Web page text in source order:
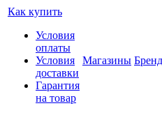
Как купить
Условия
оплаты
Условия
доставки
Гарантия
на товар
Магазины